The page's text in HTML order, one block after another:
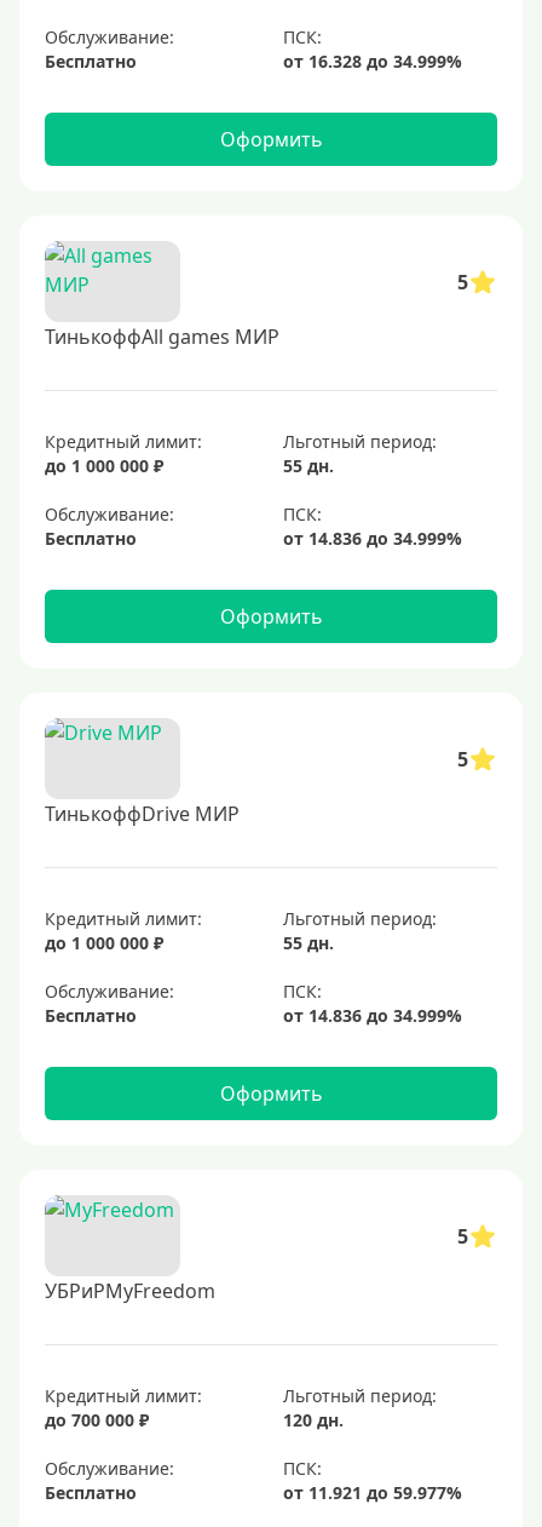
Обслуживание:
Бесплатно
Оформить
5
ТинькоффAll games МИР
Кредитный лимит:
до 1 000 000 ₽
Льготный период:
55 дн.
Обслуживание:
Бесплатно
Оформить
5
ТинькоффDrive МИР
Кредитный лимит:
до 1 000 000 ₽
Льготный период:
55 дн.
Обслуживание:
Бесплатно
Оформить
5
УБРиРMyFreedom
Кредитный лимит:
до 700 000 ₽
Льготный период:
120 дн.
Обслуживание:
Бесплатно